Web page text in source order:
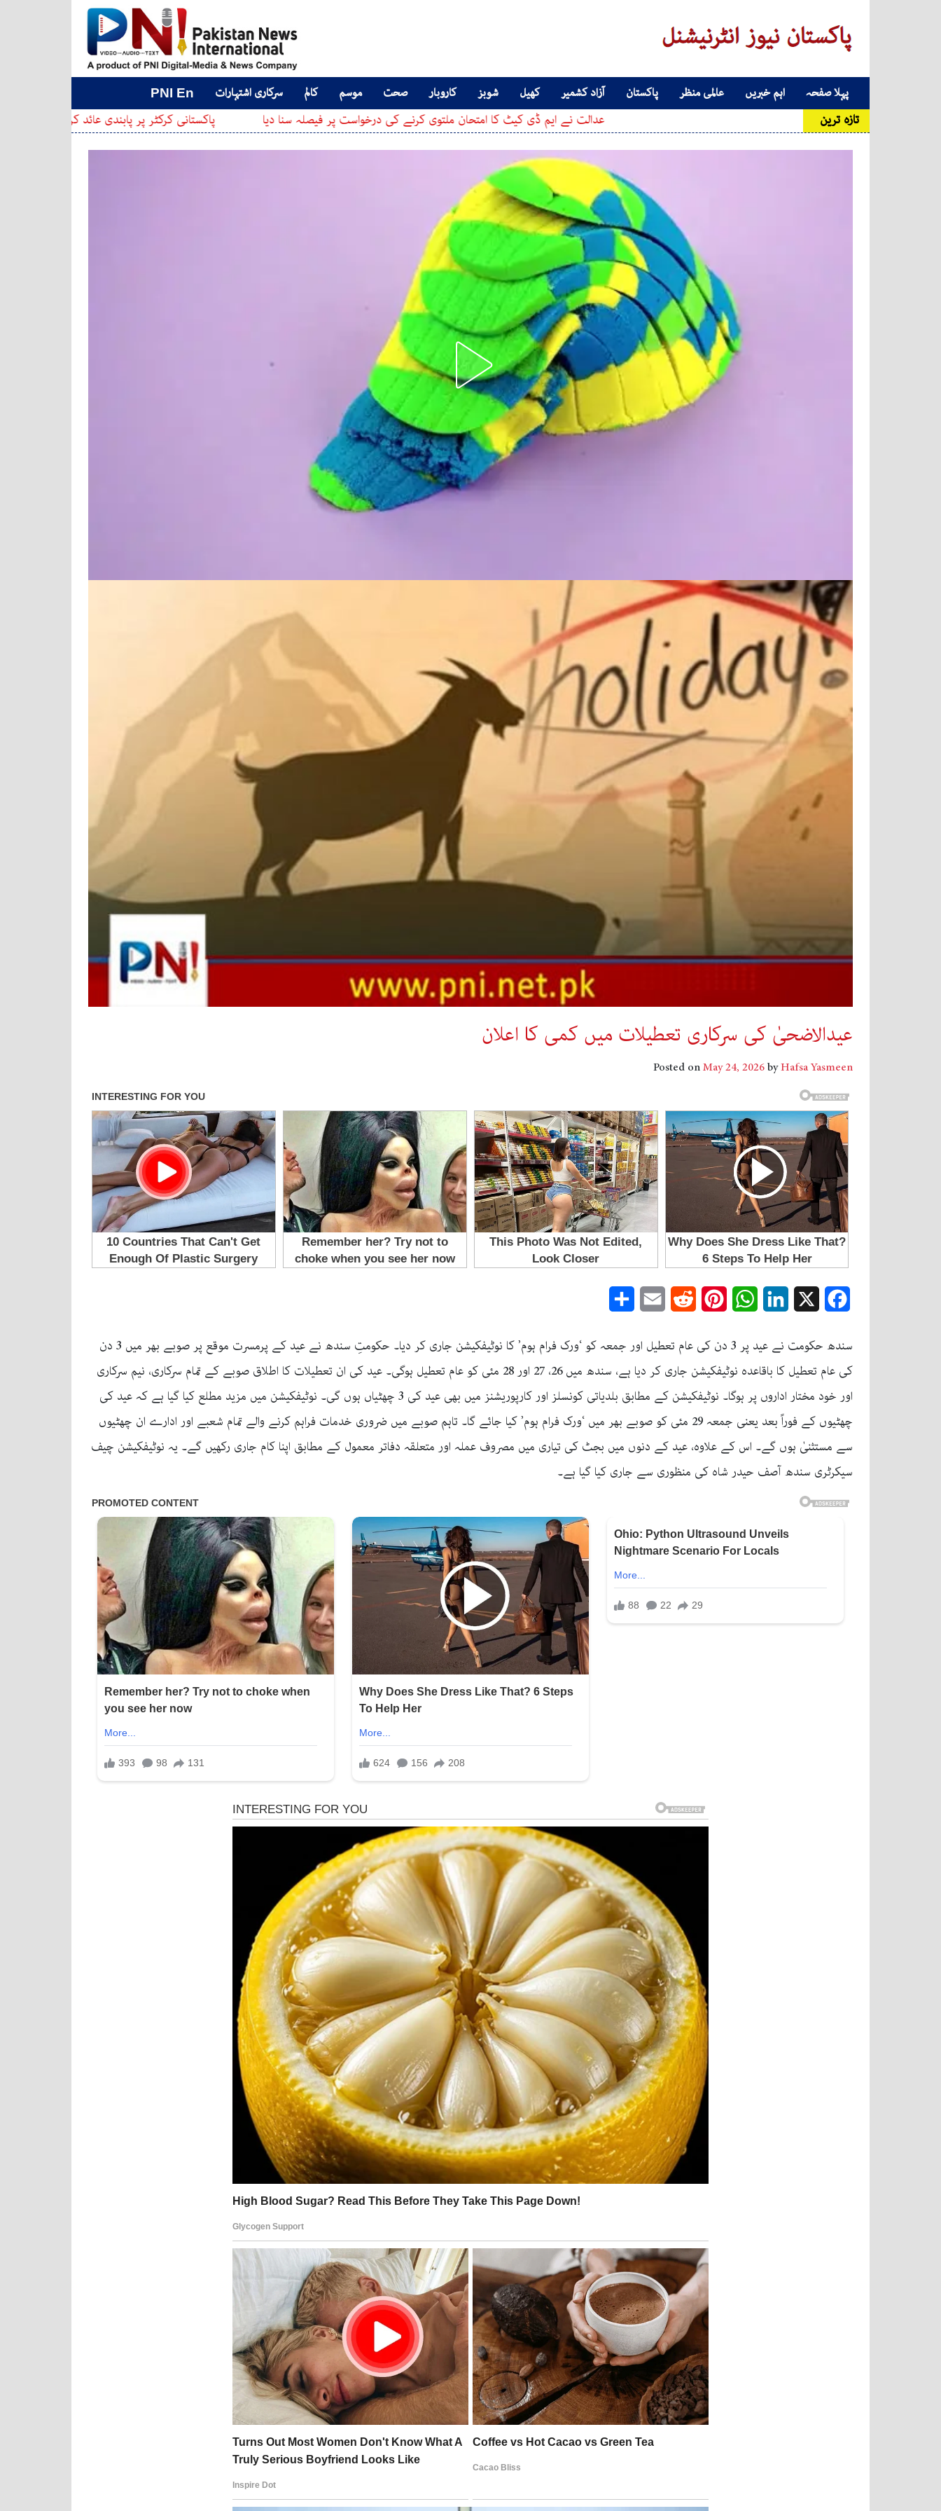
Main Navigationپہلا صفحہ اہم خبریں عالمی منظر پاکستان آزاد کشمیر کھیل شوبز کاروبار صحت موسم کالم سرکاری اشتہارات PNI En
تازہ ترین پاکستانی کرکٹر پر پابندی عائد کر دی گئی عدالت نے ایم ڈی کیٹ کا امتحان ملتوی کرنے کی درخواست پر فیصلہ سنا دیا
عیدالاضحیٰ کی سرکاری تعطیلات میں کمی کا اعلان
Posted onMay 24, 2026byHafsa Yasmeen
Facebook
LinkedIn
WhatsApp
Pinterest
Reddit
Email
سندھ حکومت نے عید پر 3 دن کی عام تعطیل اور جمعہ کو ‘ورک فرام ہوم’ کا نوٹیفکیشن جاری کر دیا۔ حکومتِ سندھ نے عید کے پرمسرت موقع پر صوبے بھر میں 3 دن
کی عام تعطیل کا باقاعدہ نوٹیفکیشن جاری کر دیا ہے، سندھ میں 26، 27 اور 28 مئی کو عام تعطیل ہوگی۔ عید کی ان تعطیلات کا اطلاق صوبے کے تمام سرکاری، نیم سرکاری
اور خود مختار اداروں پر ہوگا۔ نوٹیفکیشن کے مطابق بلدیاتی کونسلز اور کارپوریشنز میں بھی عید کی 3 چھٹیاں ہوں گی۔ نوٹیفکیشن میں مزید مطلع کیا گیا ہے کہ عید کی
چھٹیوں کے فوراً بعد یعنی جمعہ 29 مئی کو صوبے بھر میں ‘ورک فرام ہوم’ کیا جائے گا۔ تاہم صوبے میں ضروری خدمات فراہم کرنے والے تمام شعبے اور ادارے ان چھٹیوں
سے مستثنیٰ ہوں گے۔ اس کے علاوہ، عید کے دنوں میں بجٹ کی تیاری میں مصروف عملہ اور متعلقہ دفاتر معمول کے مطابق اپنا کام جاری رکھیں گے۔ یہ نوٹیفکیشن چیف
سیکرٹری سندھ آصف حیدر شاہ کی منظوری سے جاری کیا گیا ہے۔